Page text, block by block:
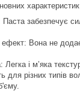
забезпечує
Вона не додає
і м’яка
для різних типів